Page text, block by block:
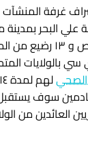
غرفة المنشآت
علي البحر
وفد من ٢٩٣ شخص و
بالولايات
الصحيلهم لمدة ١٤ يوم.
سوف
العائدين من